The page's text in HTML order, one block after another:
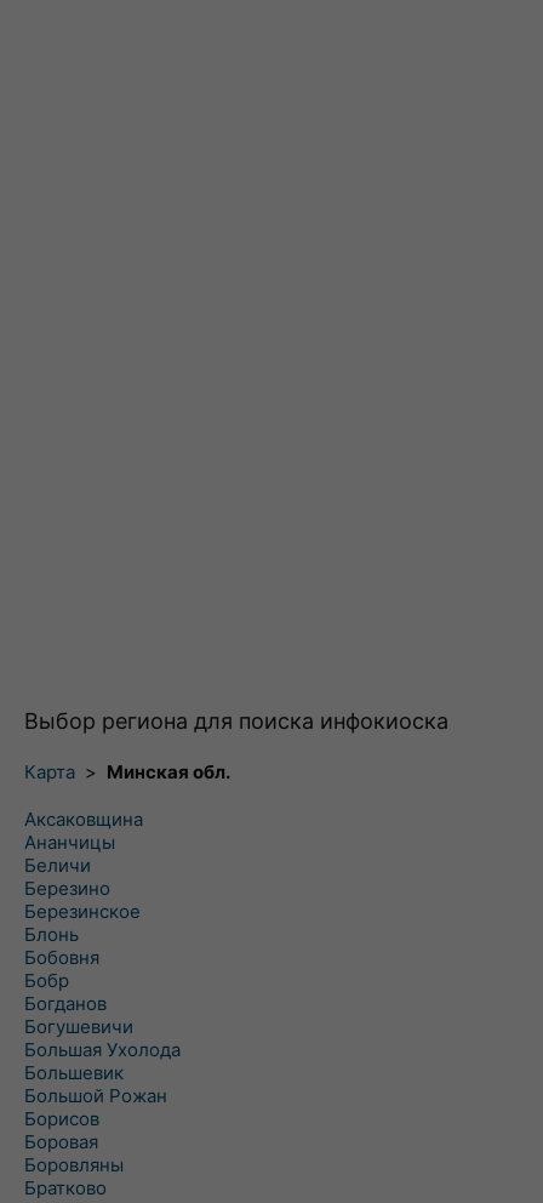
Выбор региона для поиска инфокиоска
Карта > Минская обл.
Аксаковщина
Ананчицы
Беличи
Березино
Березинское
Блонь
Бобовня
Бобр
Богданов
Богушевичи
Большая Ухолода
Большевик
Большой Рожан
Борисов
Боровая
Боровляны
Братково